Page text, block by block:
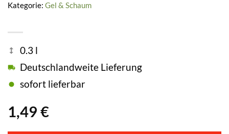
1,49 €
0.3 l
Deutschlandweite Lieferung
sofort lieferbar
Kategorie: Gel & Schaum